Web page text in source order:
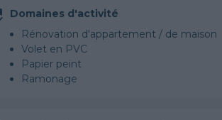
Domaines d'activité
Rénovation d'appartement / de maison
Volet en PVC
Papier peint
Ramonage